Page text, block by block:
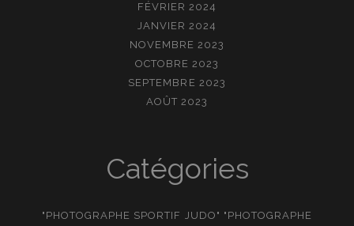
FÉVRIER 2024
JANVIER 2024
NOVEMBRE 2023
OCTOBRE 2023
SEPTEMBRE 2023
AOÛT 2023
Catégories
"PHOTOGRAPHE SPORTIF JUDO" "PHOTOGRAPHE